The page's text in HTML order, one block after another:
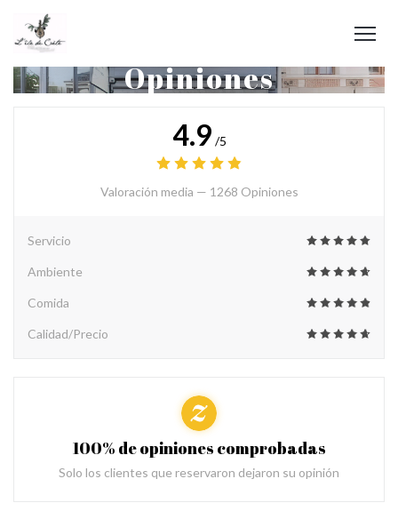
Opiniones
4.9 /5
Valoración media — 1268 Opiniones
Servicio
Ambiente
Comida
Calidad/Precio
100% de opiniones comprobadas
Solo los clientes que reservaron dejaron su opinión